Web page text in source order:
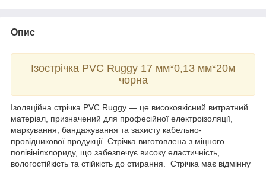
Опис
Ізострічка PVC Ruggy 17 мм*0,13 мм*20м
чорна
Ізоляційна стрічка PVC Ruggy — це високоякісний витратний
матеріал, призначений для професійної електроізоляції,
маркування, бандажування та захисту кабельно-
провідникової продукції. Стрічка виготовлена з міцного
полівінілхлориду, що забезпечує високу еластичність,
вологостійкість та стійкість до стирання. Стрічка має відмінну